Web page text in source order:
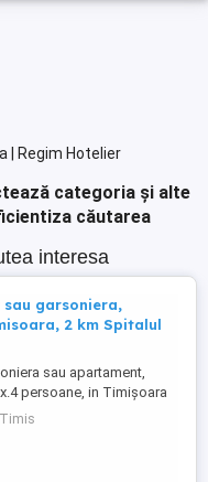
| Regim Hotelier
categoria și alte
căutarea
interesa
garsoniera,
2 km Spitalul
sau apartament,
persoane, in Timișoara
Judetean. (la doua
Buziasului
si la 2 km de Mosnita
Situat la et.1 al